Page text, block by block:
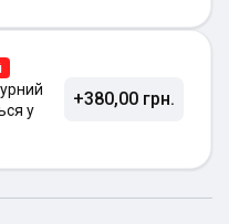
у
+380,00 грн.